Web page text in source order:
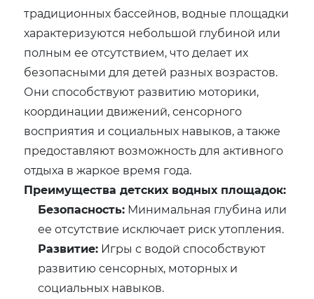
традиционных бассейнов, водные площадки
характеризуются небольшой глубиной или
полным ее отсутствием, что делает их
безопасными для детей разных возрастов.
Они способствуют развитию моторики,
координации движений, сенсорного
восприятия и социальных навыков, а также
предоставляют возможность для активного
отдыха в жаркое время года.
Преимущества детских водных площадок:
Безопасность: Минимальная глубина или
ее отсутствие исключает риск утопления.
Развитие: Игры с водой способствуют
развитию сенсорных, моторных и
социальных навыков.